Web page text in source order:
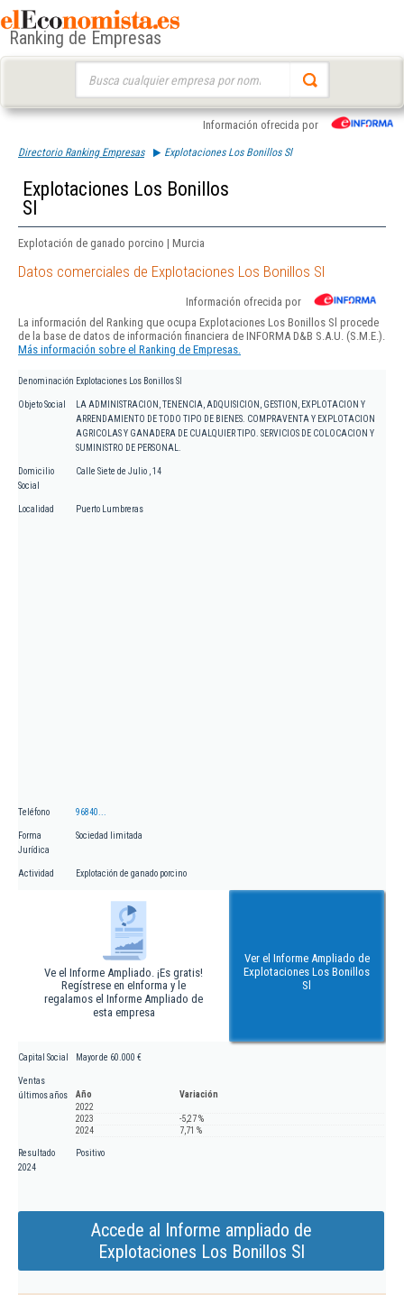
Ranking de Empresas
Información ofrecida por
Directorio Ranking Empresas Explotaciones Los Bonillos Sl
Explotaciones Los Bonillos
Sl
Explotación de ganado porcino | Murcia
Datos comerciales de Explotaciones Los Bonillos Sl
Información ofrecida por
La información del Ranking que ocupa Explotaciones Los Bonillos Sl procede
de la base de datos de información financiera de INFORMA D&B S.A.U. (S.M.E.).
Más información sobre el Ranking de Empresas.
Denominación Explotaciones Los Bonillos Sl
Objeto Social
LA ADMINISTRACION, TENENCIA, ADQUISICION, GESTION, EXPLOTACION Y
ARRENDAMIENTO DE TODO TIPO DE BIENES. COMPRAVENTA Y EXPLOTACION
AGRICOLAS Y GANADERA DE CUALQUIER TIPO. SERVICIOS DE COLOCACION Y
SUMINISTRO DE PERSONAL.
Domicilio
Social
Calle Siete de Julio , 14
Localidad Puerto Lumbreras
Teléfono 96840...
Forma
Jurídica
Sociedad limitada
Actividad Explotación de ganado porcino
Ve el Informe Ampliado. ¡Es gratis!
Regístrese en eInforma y le
regalamos el Informe Ampliado de
esta empresa
Ver el Informe Ampliado de
Explotaciones Los Bonillos
Sl
Capital Social Mayor de 60.000 €
Ventas
últimos años
Año
Variación
2022
2023
-5,27 %
2024
7,71 %
Resultado
2024
Positivo
Accede al Informe ampliado de
Explotaciones Los Bonillos Sl